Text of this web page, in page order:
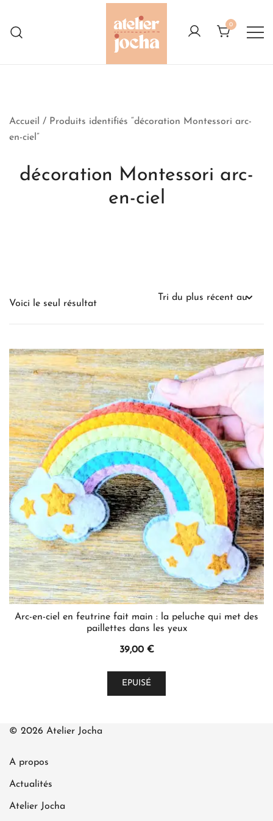
content
0
Accueil
/ Produits identifiés “décoration Montessori arc-
en-ciel”
décoration Montessori arc-
en-ciel
Voici le seul résultat
Arc-en-ciel en feutrine fait main : la peluche qui met des
paillettes dans les yeux
39,00 €
EPUISÉ
© 2026 Atelier Jocha
A propos
Actualités
Atelier Jocha